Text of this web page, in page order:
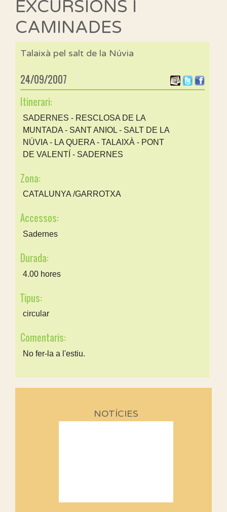
EXCURSIONS I
CAMINADES
Talaixà pel salt de la Núvia
24/09/2007
Itinerari:
SADERNES - RESCLOSA DE LA
MUNTADA - SANT ANIOL - SALT DE LA
NÚVIA - LA QUERA - TALAIXÀ - PONT
DE VALENTÍ - SADERNES
Zona:
CATALUNYA /GARROTXA
Accessos:
Sadernes
Durada:
4.00 hores
Tipus:
circular
Comentaris:
No fer-la a l'estiu.
NOTÍCIES